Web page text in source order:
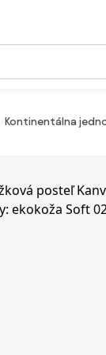
Kontinentálna